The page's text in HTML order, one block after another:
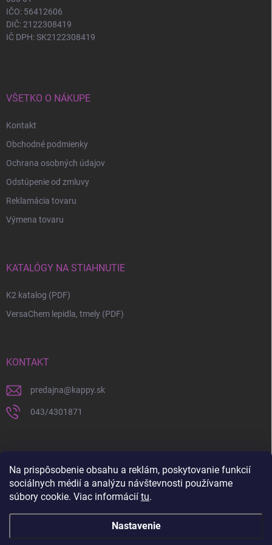
Na prispôsobenie obsahu a reklám, poskytovanie funkcií
sociálnych médií a analýzu návštevnosti používame
súbory cookie. Viac informácií tu.
Nastavenie
IČO: 56412606
DIČ: 2122308419
IČ DPH: SK2122308419
VŠETKO O NÁKUPE
Kontakt
Obchodné podmienky
Ochrana osobných údajov
Odstúpenie od zmluvy
Reklamácia tovaru
Výmena tovaru
KATALÓGY NA STIAHNUTIE
K2 katalog (PDF)
VersaChem lepidla, tmely (PDF)
KONTAKT
predajna@kappy.sk
043/4301871